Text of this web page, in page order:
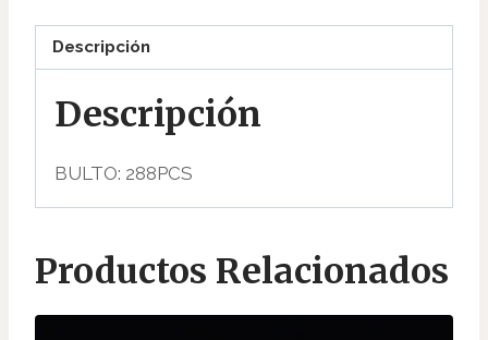
Descripción
Descripción
BULTO: 288PCS
Productos Relacionados